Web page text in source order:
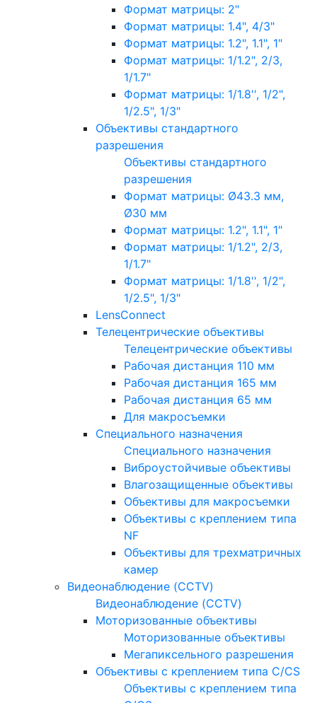
Формат матрицы: 2"
Формат матрицы: 1.4", 4/3"
Формат матрицы: 1.2", 1.1", 1"
Формат матрицы: 1/1.2", 2/3,
1/1.7"
Формат матрицы: 1/1.8'', 1/2",
1/2.5", 1/3"
Объективы стандартного
разрешения
Объективы стандартного
разрешения
Формат матрицы: Ø43.3 мм,
Ø30 мм
Формат матрицы: 1.2", 1.1", 1"
Формат матрицы: 1/1.2", 2/3,
1/1.7"
Формат матрицы: 1/1.8'', 1/2",
1/2.5", 1/3"
LensConnect
Телецентрические объективы
Телецентрические объективы
Рабочая дистанция 110 мм
Рабочая дистанция 165 мм
Рабочая дистанция 65 мм
Для макросъемки
Специального назначения
Специального назначения
Виброустойчивые объективы
Влагозащищенные объективы
Объективы для макросъемки
Объективы с креплением типа
NF
Объективы для трехматричных
камер
Видеонаблюдение (CCTV)
Видеонаблюдение (CCTV)
Моторизованные объективы
Моторизованные объективы
Мегапиксельного разрешения
Объективы с креплением типа C/CS
Объективы с креплением типа